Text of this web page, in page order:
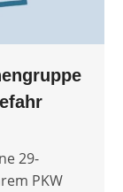
29-
PKW